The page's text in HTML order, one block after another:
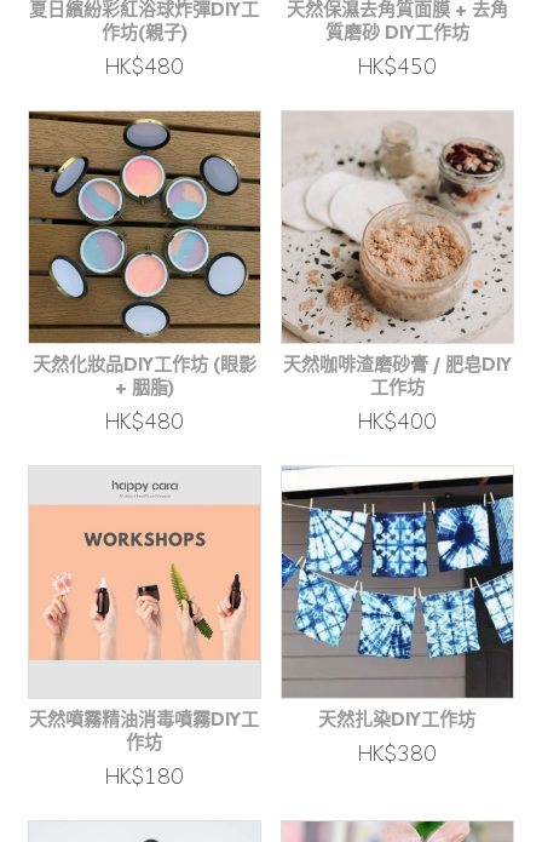
夏日繽紛彩紅浴球炸彈DIY工
作坊(親子)
HK$480
天然保濕去角質面膜 + 去角
質磨砂 DIY工作坊
HK$450
天然化妝品DIY工作坊 (眼影
+ 胭脂)
HK$480
天然咖啡渣磨砂膏 / 肥皂DIY
工作坊
HK$400
天然噴霧精油消毒噴霧DIY工
作坊
HK$180
天然扎染DIY工作坊
HK$380